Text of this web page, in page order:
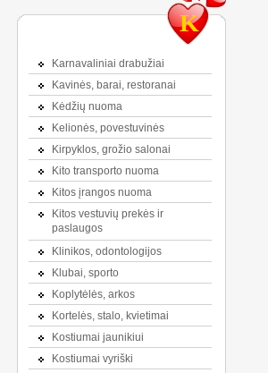
K
Karnavaliniai drabužiai
Kavinės, barai, restoranai
Kėdžių nuoma
Kelionės, povestuvinės
Kirpyklos, grožio salonai
Kito transporto nuoma
Kitos įrangos nuoma
Kitos vestuvių prekės ir
paslaugos
Klinikos, odontologijos
Klubai, sporto
Koplytėlės, arkos
Kortelės, stalo, kvietimai
Kostiumai jaunikiui
Kostiumai vyriški